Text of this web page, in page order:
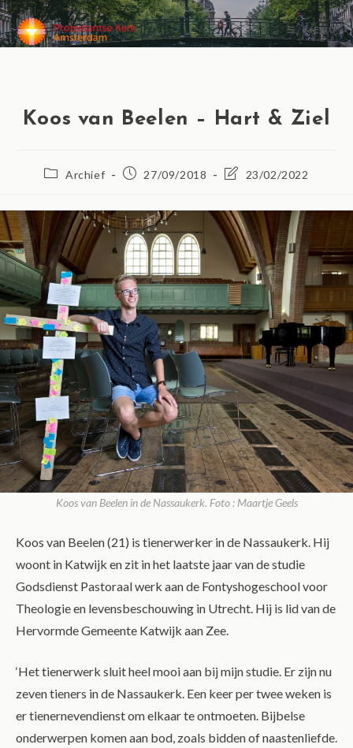
MENU
Koos van Beelen – Hart & Ziel
Archief 27/09/2018 23/02/2022
Koos van Beelen in de Nassaukerk. Foto : Maartje Geels
Koos van Beelen (21) is tienerwerker in de Nassaukerk. Hij
woont in Katwijk en zit in het laatste jaar van de studie
Godsdienst Pastoraal werk aan de Fontyshogeschool voor
Theologie en levensbeschouwing in Utrecht. Hij is lid van de
Hervormde Gemeente Katwijk aan Zee.
‘Het tienerwerk sluit heel mooi aan bij mijn studie. Er zijn nu
zeven tieners in de Nassaukerk. Een keer per twee weken is
er tienernevendienst om elkaar te ontmoeten. Bijbelse
onderwerpen komen aan bod, zoals bidden of naastenliefde.